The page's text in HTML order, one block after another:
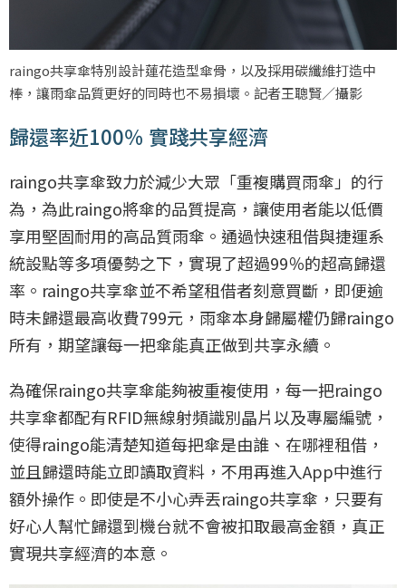
raingo共享傘特別設計蓮花造型傘骨，以及採用碳纖維打造中
棒，讓雨傘品質更好的同時也不易損壞。記者王聰賢／攝影
歸還率近100％ 實踐共享經濟
raingo共享傘致力於減少大眾「重複購買雨傘」的行
為，為此raingo將傘的品質提高，讓使用者能以低價
享用堅固耐用的高品質雨傘。通過快速租借與捷運系
統設點等多項優勢之下，實現了超過99％的超高歸還
率。raingo共享傘並不希望租借者刻意買斷，即便逾
時未歸還最高收費799元，雨傘本身歸屬權仍歸raingo
所有，期望讓每一把傘能真正做到共享永續。
為確保raingo共享傘能夠被重複使用，每一把raingo
共享傘都配有RFID無線射頻識別晶片以及專屬編號，
使得raingo能清楚知道每把傘是由誰、在哪裡租借，
並且歸還時能立即讀取資料，不用再進入App中進行
額外操作。即使是不小心弄丟raingo共享傘，只要有
好心人幫忙歸還到機台就不會被扣取最高金額，真正
實現共享經濟的本意。